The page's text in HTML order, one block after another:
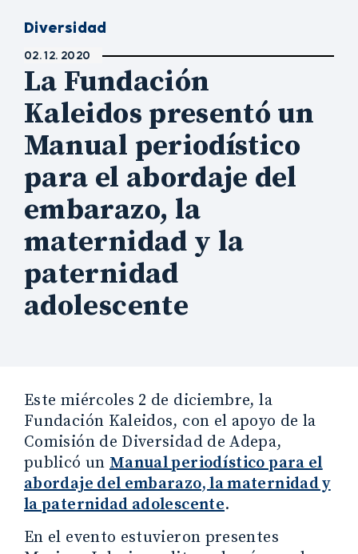
Diversidad
02. 12. 2020
La Fundación
Kaleidos presentó un
Manual periodístico
para el abordaje del
embarazo, la
maternidad y la
paternidad
adolescente
Este miércoles 2 de diciembre, la
Fundación Kaleidos, con el apoyo de la
Comisión de Diversidad de Adepa,
publicó un Manual periodístico para el
abordaje del embarazo, la maternidad y
la paternidad adolescente.
En el evento estuvieron presentes